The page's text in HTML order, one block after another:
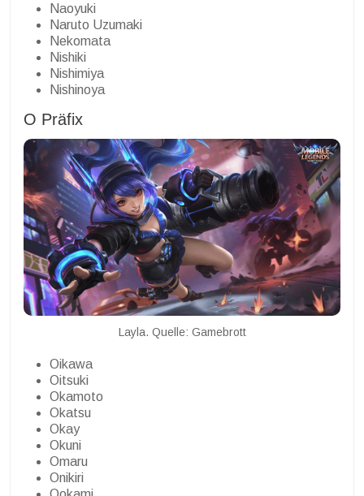
Naoyuki
Naruto Uzumaki
Nekomata
Nishiki
Nishimiya
Nishinoya
O Präfix
Layla. Quelle: Gamebrott
Oikawa
Oitsuki
Okamoto
Okatsu
Okay
Okuni
Omaru
Onikiri